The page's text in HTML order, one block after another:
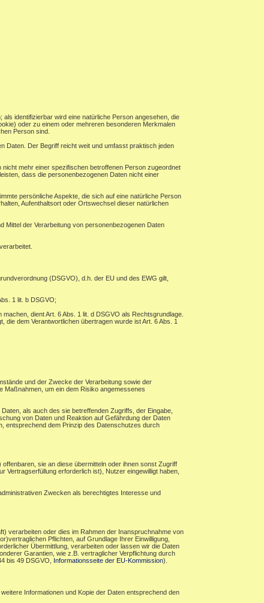
als identifizierbar wird eine natürliche Person angesehen, die
oder zu einem oder mehreren besonderen Merkmalen
Person sind.
Daten. Der Begriff reicht weit und umfasst praktisch jeden
nicht mehr einer spezifischen betroffenen Person zugeordnet
dass die personenbezogenen Daten nicht einer
persönliche Aspekte, die sich auf eine natürliche Person
Aufenthaltsort oder Ortswechsel dieser natürlichen
Mittel der Verarbeitung von personenbezogenen Daten
(DSGVO), d.h. der EU und des EWG gilt,
1 lit. b DSGVO;
dient Art. 6 Abs. 1 lit. d DSGVO als Rechtsgrundlage.
die dem Verantwortlichen übertragen wurde ist Art. 6 Abs. 1
und der Zwecke der Verarbeitung sowie der
Maßnahmen, um ein dem Risiko angemessenes
als auch des sie betreffenden Zugriffs, der Eingabe,
von Daten und Reaktion auf Gefährdung der Daten
entsprechend dem Prinzip des Datenschutzes durch
sie an diese übermitteln oder ihnen sonst Zugriff
Vertragserfüllung erforderlich ist), Nutzer eingewilligt haben,
Zwecken als berechtigtes Interesse und
verarbeiten oder dies im Rahmen der Inanspruchnahme von
Pflichten, auf Grundlage Ihrer Einwilligung,
Übermittlung, verarbeiten oder lassen wir die Daten
Garantien, wie z.B. vertraglicher Verpflichtung durch
bis 49 DSGVO, Informationsseite der EU-Kommission).
Informationen und Kopie der Daten entsprechend den